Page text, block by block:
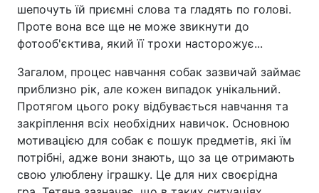
шепочуть їй приємні слова та гладять по голові.
Проте вона все ще не може звикнути до
фотооб'єктива, який її трохи насторожує...
Загалом, процес навчання собак зазвичай займає
приблизно рік, але кожен випадок унікальний.
Протягом цього року відбувається навчання та
закріплення всіх необхідних навичок. Основною
мотивацією для собак є пошук предметів, які їм
потрібні, адже вони знають, що за це отримають
свою улюблену іграшку. Це для них своєрідна